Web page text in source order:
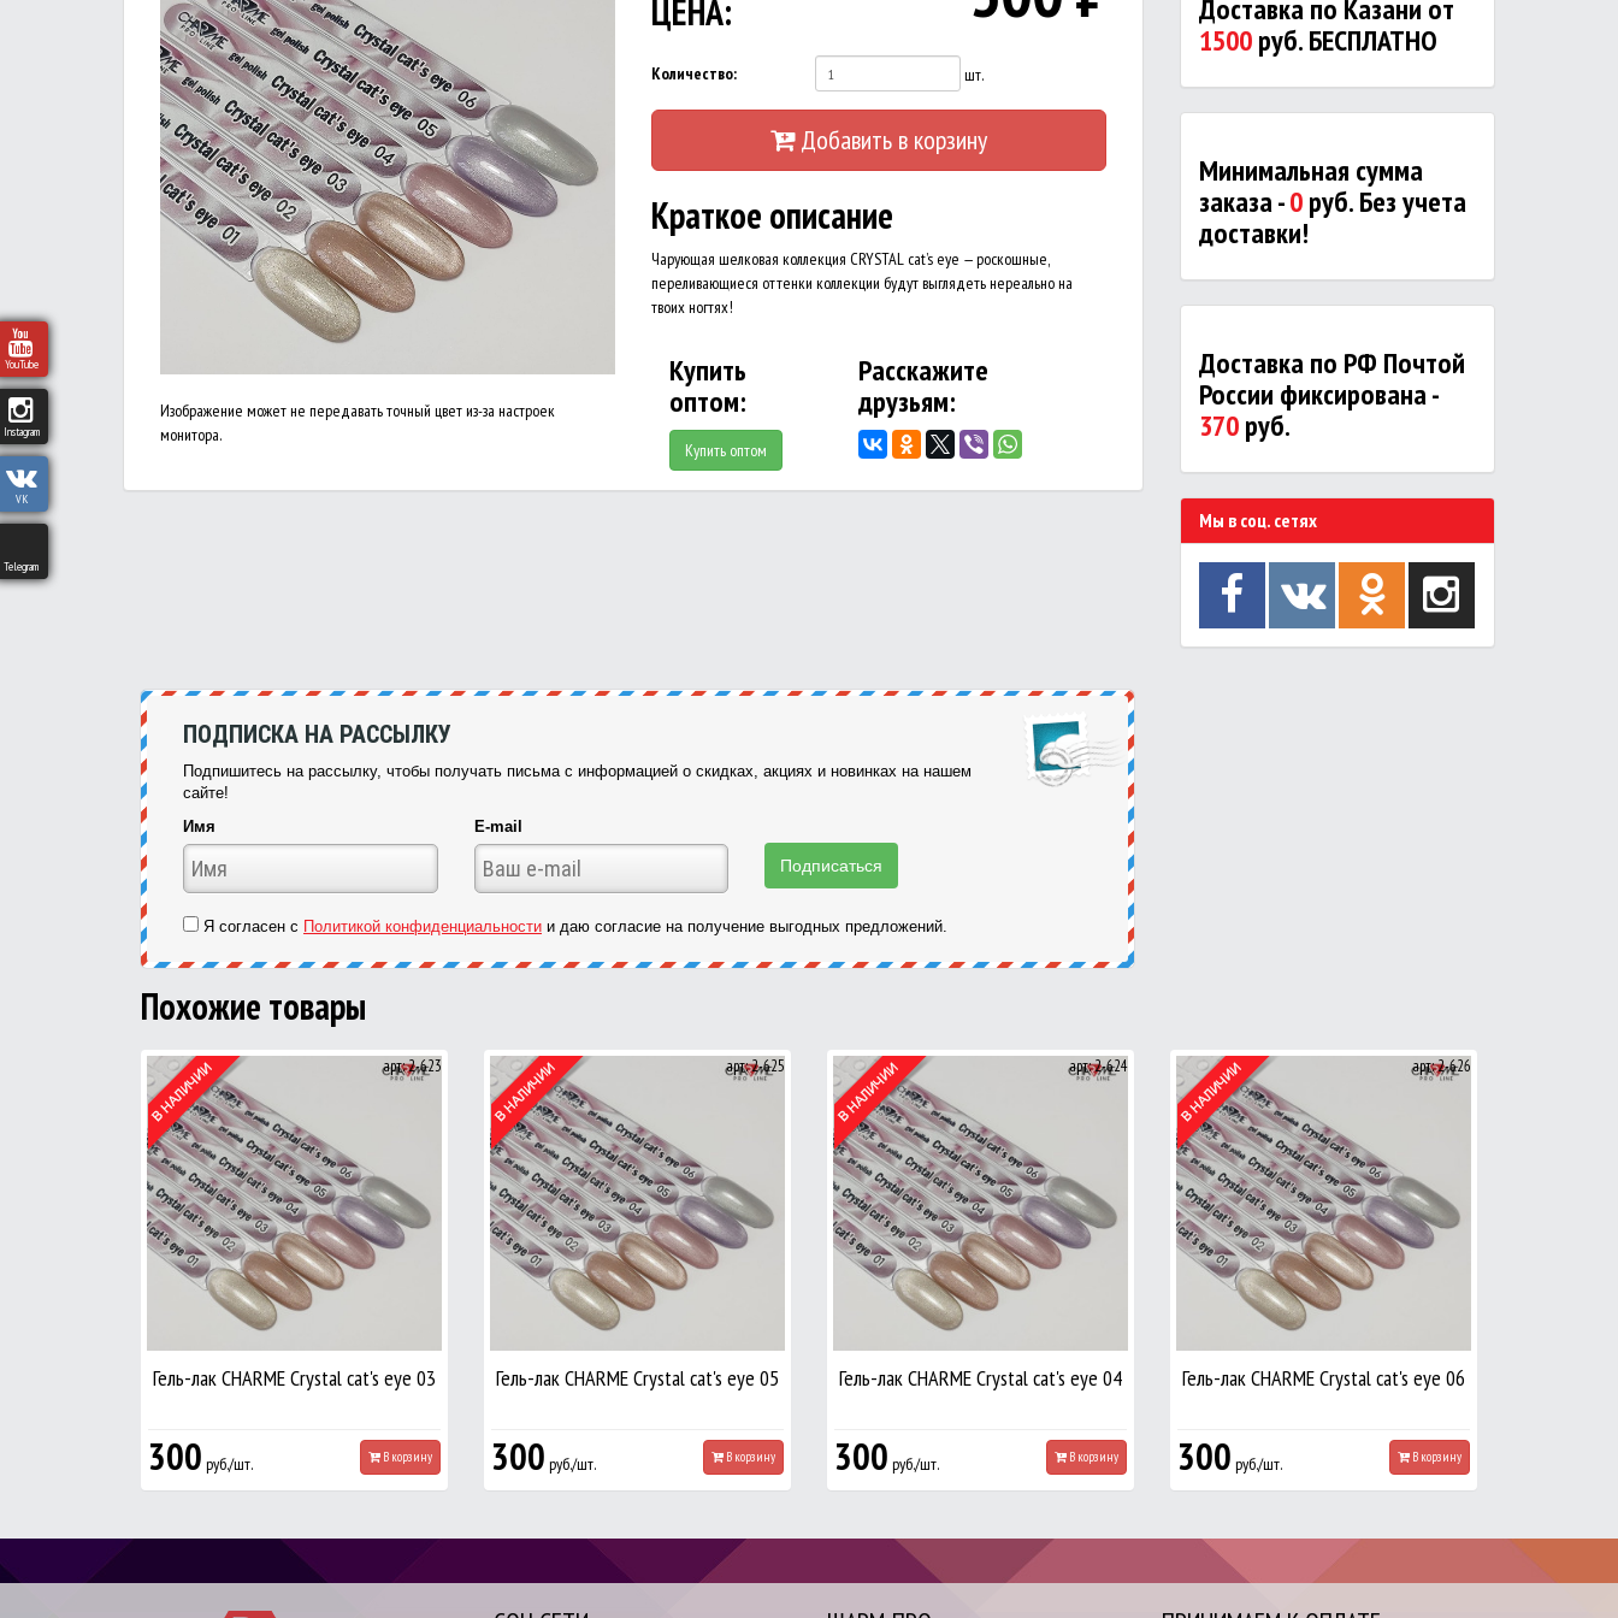
YouTube
Instagram
VK
Telegram
Изображение может не передавать точный цвет из-за настроек
монитора.
ЦЕНА:
Количество: шт.
Добавить в корзину
Краткое описание
Чарующая шелковая коллекция CRYSTAL cat’s eye — роскошные,
переливающиеся оттенки коллекции будут выглядеть нереально на
твоих ногтях!
Купить
оптом:
Купить оптом
Расскажите
друзьям:
Доставка по Казани от
1500руб. БЕСПЛАТНО
Минимальная сумма
заказа -0руб. Без учета
доставки!
Доставка по РФ Почтой
России фиксирована -
370руб.
Мы в соц. сетях
ПОДПИСКА НА РАССЫЛКУ
Подпишитесь на рассылку, чтобы получать письма с информацией о скидках, акциях и новинках на нашем
сайте!
Имя
E-mail
Я согласен с Политикой конфиденциальности и даю согласие на получение выгодных предложений.
Похожие товары
арт: 2-623
Гель-лак CHARME Crystal cat's eye 03
300 руб./шт. В корзину
арт: 2-625
Гель-лак CHARME Crystal cat's eye 05
300 руб./шт. В корзину
арт: 2-624
Гель-лак CHARME Crystal cat's eye 04
300 руб./шт. В корзину
арт: 2-626
Гель-лак CHARME Crystal cat's eye 06
300 руб./шт. В корзину